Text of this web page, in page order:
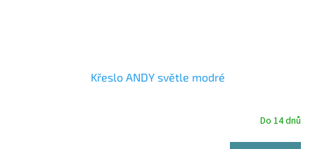
Křeslo ANDY světle modré
Do 14 dnů